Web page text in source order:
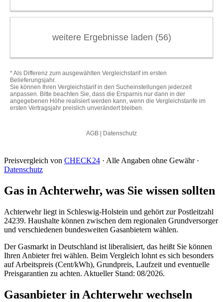
Preisvergleich von CHECK24 · Alle Angaben ohne Gewähr ·
Datenschutz
Gas in Achterwehr, was Sie wissen sollten
Achterwehr liegt in Schleswig-Holstein und gehört zur Postleitzahl
24239. Haushalte können zwischen dem regionalen Grundversorger
und verschiedenen bundesweiten Gasanbietern wählen.
Der Gasmarkt in Deutschland ist liberalisiert, das heißt Sie können
Ihren Anbieter frei wählen. Beim Vergleich lohnt es sich besonders
auf Arbeitspreis (Cent/kWh), Grundpreis, Laufzeit und eventuelle
Preisgarantien zu achten. Aktueller Stand: 08/2026.
Gasanbieter in Achterwehr wechseln